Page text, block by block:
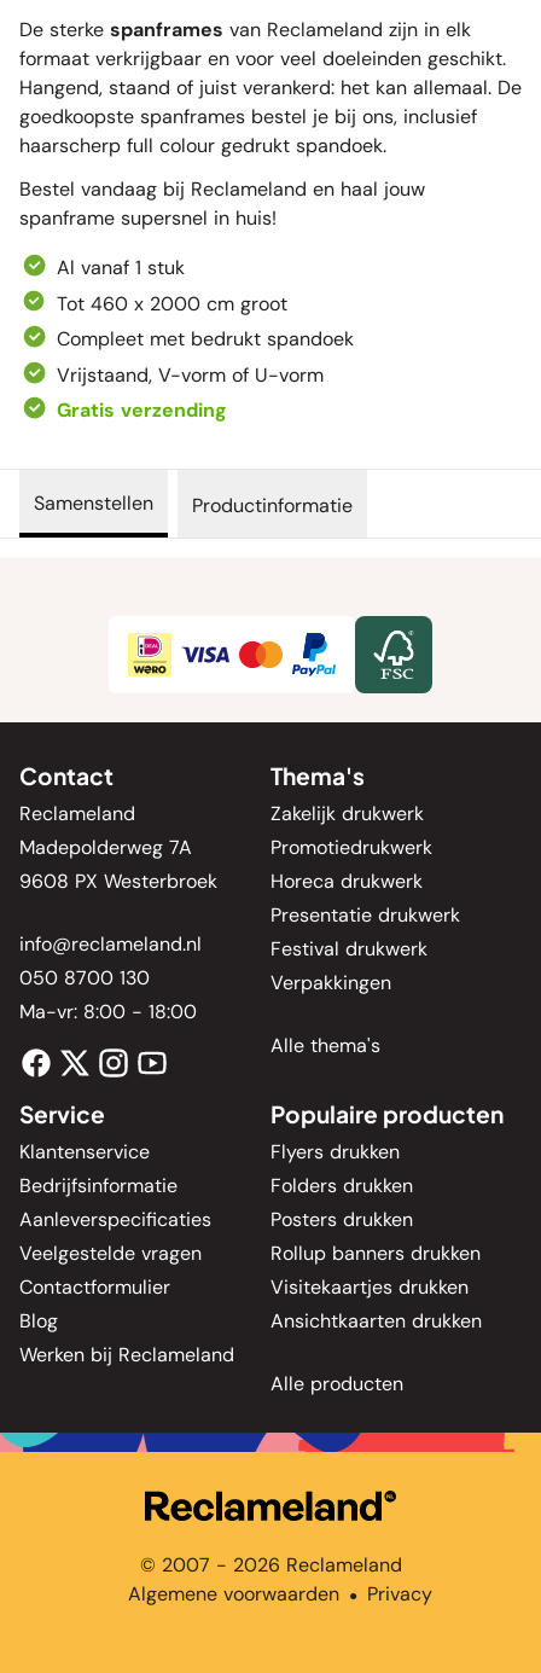
De sterke spanframes van Reclameland zijn in elk
formaat verkrijgbaar en voor veel doeleinden geschikt.
Hangend, staand of juist verankerd: het kan allemaal. De
goedkoopste spanframes bestel je bij ons, inclusief
haarscherp full colour gedrukt spandoek.
Bestel vandaag bij Reclameland en haal jouw
spanframe supersnel in huis!
Al vanaf 1 stuk
Tot 460 x 2000 cm groot
Compleet met bedrukt spandoek
Vrijstaand, V-vorm of U-vorm
Gratis verzending
Samenstellen Productinformatie
Contact
Reclameland
Madepolderweg 7A
9608 PX Westerbroek
info@reclameland.nl
050 8700 130
Ma-vr: 8:00 - 18:00
Thema's
Zakelijk drukwerk
Promotiedrukwerk
Horeca drukwerk
Presentatie drukwerk
Festival drukwerk
Verpakkingen
Alle thema's
Service
Klantenservice
Bedrijfsinformatie
Aanleverspecificaties
Veelgestelde vragen
Contactformulier
Blog
Werken bij Reclameland
Populaire producten
Flyers drukken
Folders drukken
Posters drukken
Rollup banners drukken
Visitekaartjes drukken
Ansichtkaarten drukken
Alle producten
© 2007 - 2026 Reclameland
Algemene voorwaarden ● Privacy